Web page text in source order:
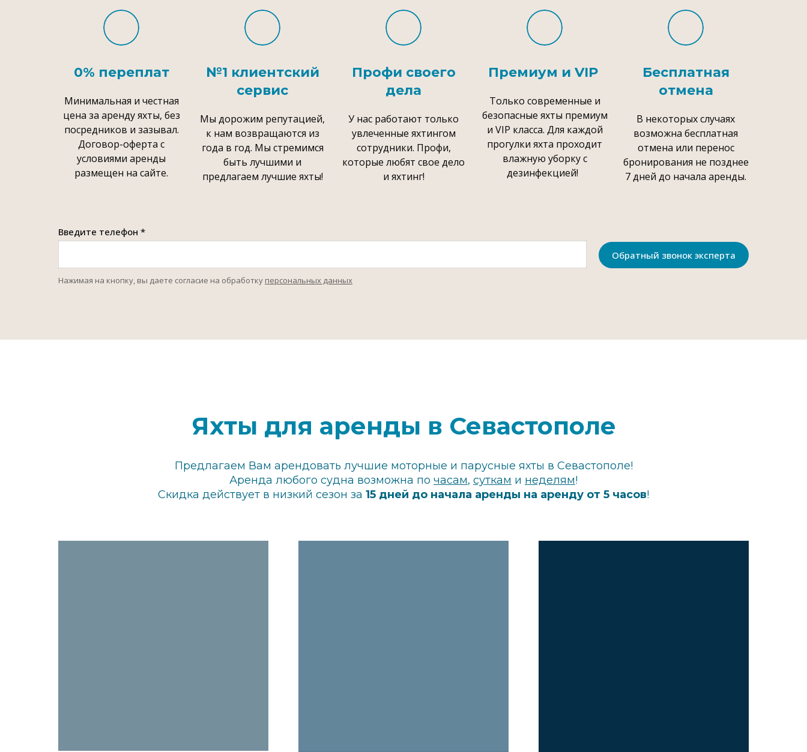
0% переплат
Минимальная и честная
цена за аренду яхты, без
посредников и зазывал.
Договор-оферта с
условиями аренды
размещен на сайте.
№1 клиентский
сервис
Мы дорожим репутацией,
к нам возвращаются из
года в год. Мы стремимся
быть лучшими и
предлагаем лучшие яхты!
Профи своего
дела
У нас работают только
увлеченные яхтингом
сотрудники. Профи,
которые любят свое дело
и яхтинг!
Премиум и VIP
Только современные и
безопасные яхты премиум
и VIP класса. Для каждой
прогулки яхта проходит
влажную уборку с
дезинфекцией!
Бесплатная
отмена
В некоторых случаях
возможна бесплатная
отмена или перенос
бронирования не позднее
7 дней до начала аренды.
Введите телефон *
Обратный звонок эксперта
Нажимая на кнопку, вы даете согласие на обработку персональных данных
Яхты для аренды в Севастополе
Предлагаем Вам арендовать лучшие моторные и парусные яхты в Севастополе!
Аренда любого судна возможна по часам, суткам и неделям!
Скидка действует в низкий сезон за 15 дней до начала аренды на аренду от 5 часов!